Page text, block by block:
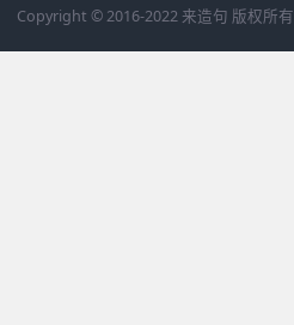
Copyright © 2016-2022 来造句 版权所有